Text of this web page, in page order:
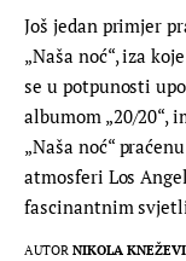
Još jedan primjer
„Naša noć“, iza
se u potpunosti
albumom „20/20“,
„Naša noć“
atmosferi Los
fascinantnim
AUTOR NIKOLA